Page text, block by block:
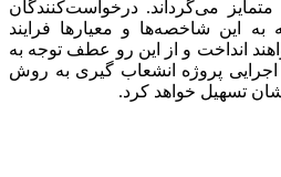
می‌گرداند. درخواست‌کنندگان
این شاخصه‌ها و معیارها فرایند
انداخت و از این رو عطف توجه به
اجرایی پروژه انشعاب گیری به روش
تسهیل خواهد کرد.